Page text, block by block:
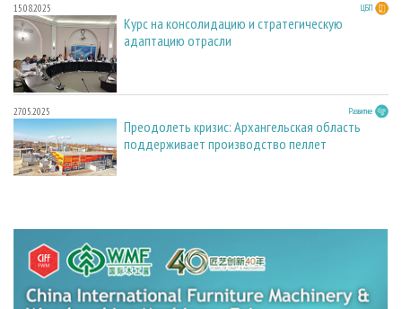
15.08.2025 ЦБП
Курс на консолидацию и стратегическую
адаптацию отрасли
27.05.2025 Развитие
Преодолеть кризис: Архангельская область
поддерживает производство пеллет